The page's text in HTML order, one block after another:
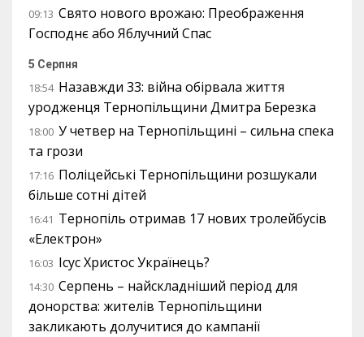
09:13 Свято нового врожаю: Преображення
Господнє або Яблучний Спас
5 Серпня
18:54 Назавжди 33: війна обірвала життя
уродженця Тернопільщини Дмитра Березка
18:00 У четвер на Тернопільщині – сильна спека
та грози
17:16 Поліцейські Тернопільщини розшукали
більше сотні дітей
16:41 Тернопіль отримав 17 нових тролейбусів
«Електрон»
16:03 Ісус Христос Українець?
14:30 Серпень – найскладніший період для
донорства: жителів Тернопільщини
закликають долучитися до кампанії